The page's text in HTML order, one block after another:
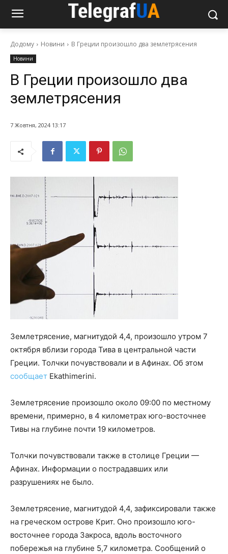
Додому Новини В Греции произошло два землетрясения
Новини
В Греции произошло два
землетрясения
7 Жовтня, 2024 13:17
Землетрясение, магнитудой 4,4, произошло утром 7
октября вблизи города Тива в центральной части
Греции. Толчки почувствовали и в Афинах. Об этом
сообщает Ekathimerini.
Землетрясение произошло около 09:00 по местному
времени, примерно, в 4 километрах юго-восточнее
Тивы на глубине почти 19 километров.
Толчки почувствовали также в столице Греции —
Афинах. Информации о пострадавших или
разрушениях не было.
Землетрясение, магнитудой 4,4, зафиксировали также
на греческом острове Крит. Оно произошло юго-
восточнее города Закроса, вдоль восточного
побережья на глубине 5,7 километра. Сообщений о